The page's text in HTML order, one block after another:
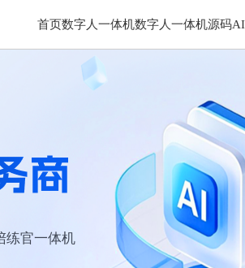
首页数字人一体机数字人一体机源码
练官一体机